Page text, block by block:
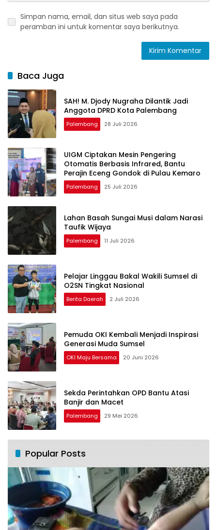
Simpan nama, email, dan situs web saya pada
peramban ini untuk komentar saya berikutnya.
Baca Juga
SAH! M. Djody Nugraha Dilantik Jadi
Anggota DPRD Kota Palembang
Palembang 28 Juli 2026
UIGM Ciptakan Mesin Pengering
Otomatis Berbasis Infrared, Bantu
Perajin Eceng Gondok di Pulau Kemaro
Palembang 25 Juli 2026
Lahan Basah Sungai Musi dalam Narasi
Taufik Wijaya
Palembang 11 Juli 2026
Pelajar Linggau Bakal Wakili Sumsel di
O2SN Tingkat Nasional
Berita Daerah 2 Juli 2026
Pemuda OKI Kembali Menjadi Inspirasi
Generasi Muda Sumsel
OKI Maju Bersama 20 Juni 2026
Sekda Perintahkan OPD Bantu Atasi
Banjir dan Macet
Palembang 29 Mei 2026
Popular Posts